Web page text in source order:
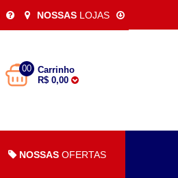
NOSSAS LOJAS
00
Carrinho
R$ 0,00
NOSSAS OFERTAS